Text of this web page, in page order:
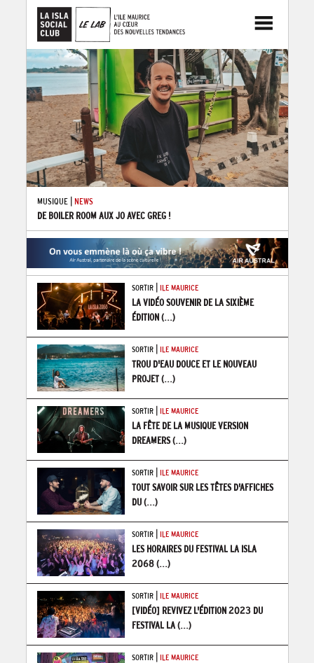
MUSIQUE| NEWS
DE BOILER ROOM AUX JO AVEC GREG !
SORTIR| ILE MAURICE
LA VIDÉO SOUVENIR DE LA SIXIÈME
ÉDITION(...)
SORTIR| ILE MAURICE
TROU D'EAU DOUCE ET LE NOUVEAU
PROJET(...)
SORTIR| ILE MAURICE
LA FÊTE DE LA MUSIQUE VERSION
DREAMERS(...)
SORTIR| ILE MAURICE
TOUT SAVOIR SUR LES TÊTES D'AFFICHES
DU(...)
SORTIR| ILE MAURICE
LES HORAIRES DU FESTIVAL LA ISLA
2068(...)
SORTIR| ILE MAURICE
[VIDÉO] REVIVEZ L'ÉDITION 2023 DU
FESTIVAL LA(...)
SORTIR| ILE MAURICE